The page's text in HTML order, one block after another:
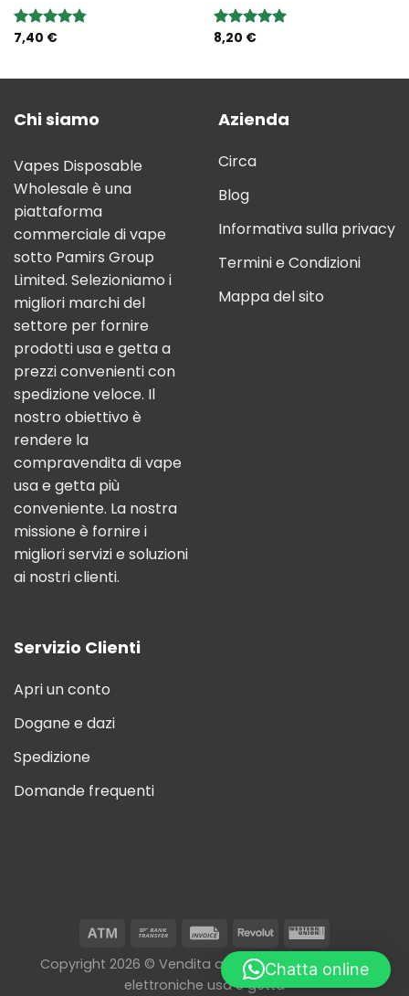
Rated4.75
7,40 € Rated5.00
8,20 €
Chi siamo
Vapes Disposable
Wholesale è una
piattaforma
commerciale di vape
sotto Pamirs Group
Limited. Selezioniamo i
migliori marchi del
settore per fornire
prodotti usa e getta a
prezzi convenienti con
spedizione veloce. Il
nostro obiettivo è
rendere la
compravendita di vape
usa e getta più
conveniente. La nostra
missione è fornire i
migliori servizi e soluzioni
ai nostri clienti.
Azienda
Circa
Blog
Informativa sulla privacy
Termini e Condizioni
Mappa del sito
Servizio Clienti
Apri un conto
Dogane e dazi
Spedizione
Domande frequenti
Copyright 2026 © Vendita all'ingrosso di sigarette
elettroniche usa e getta
Chatta online